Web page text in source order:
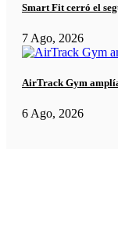
Smart Fit cerró el
7 Ago, 2026
AirTrack Gym
6 Ago, 2026